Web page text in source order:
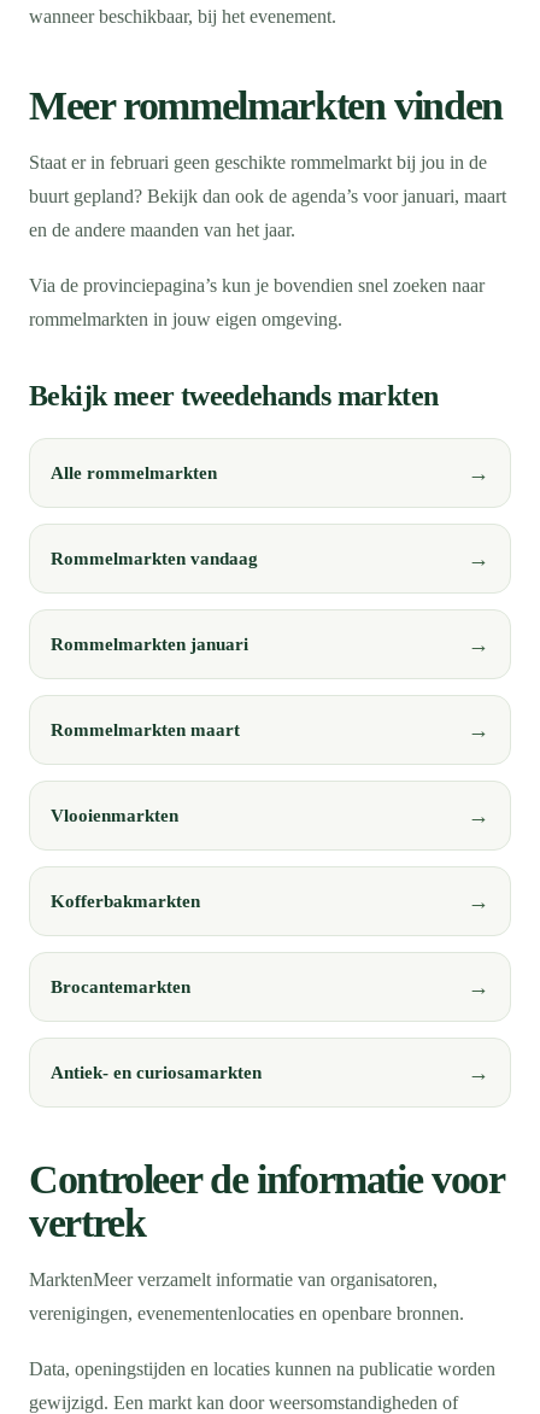
wanneer beschikbaar, bij het evenement.
Meer rommelmarkten vinden
Staat er in februari geen geschikte rommelmarkt bij jou in de
buurt gepland? Bekijk dan ook de agenda’s voor januari, maart
en de andere maanden van het jaar.
Via de provinciepagina’s kun je bovendien snel zoeken naar
rommelmarkten in jouw eigen omgeving.
Bekijk meer tweedehands markten
Alle rommelmarkten
Rommelmarkten vandaag
Rommelmarkten januari
Rommelmarkten maart
Vlooienmarkten
Kofferbakmarkten
Brocantemarkten
Antiek- en curiosamarkten
Controleer de informatie voor
vertrek
MarktenMeer verzamelt informatie van organisatoren,
verenigingen, evenementenlocaties en openbare bronnen.
Data, openingstijden en locaties kunnen na publicatie worden
gewijzigd. Een markt kan door weersomstandigheden of